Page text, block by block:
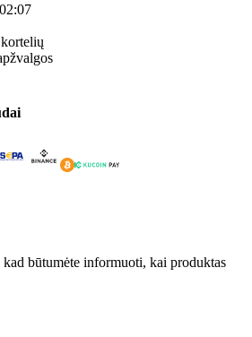
būtumėte informuoti, kai produktas